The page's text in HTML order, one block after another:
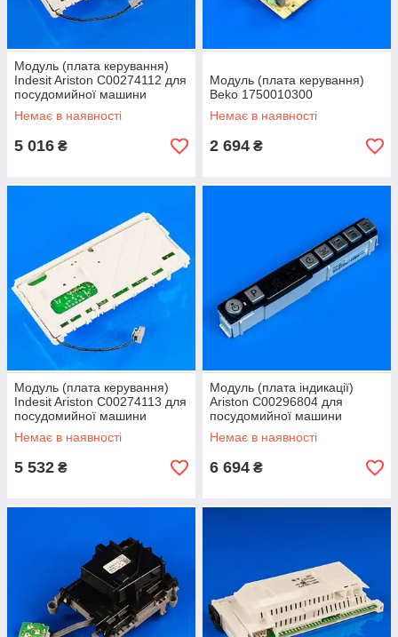
Модуль (плата керування)
Indesit Ariston C00274112 для
посудомийної машини
Немає в наявності
5 016 ₴
Модуль (плата керування)
Beko 1750010300
Немає в наявності
2 694 ₴
Модуль (плата керування)
Indesit Ariston C00274113 для
посудомийної машини
Немає в наявності
5 532 ₴
Модуль (плата індикації)
Ariston C00296804 для
посудомийної машини
Немає в наявності
6 694 ₴